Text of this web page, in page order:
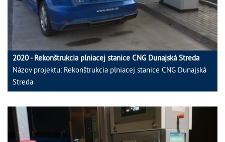
2020 - Rekonštrukcia plniacej stanice CNG Dunajská Streda
Názov projektu: Rekonštrukcia plniacej stanice CNG Dunajská
Streda